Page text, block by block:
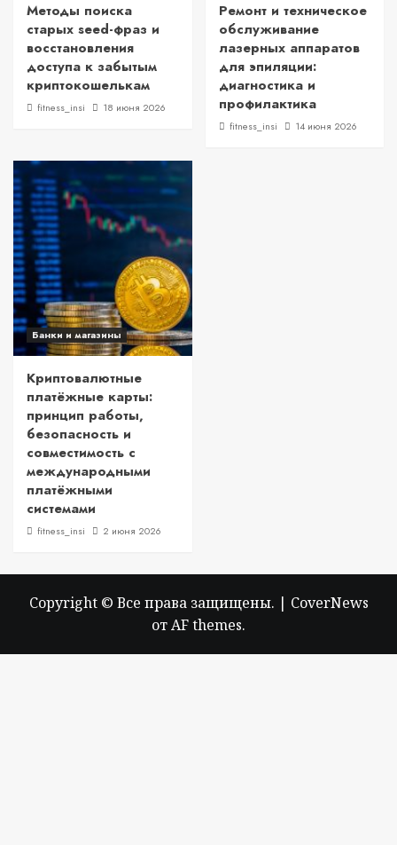
Методы поиска
старых seed-фраз и
восстановления
доступа к забытым
криптокошелькам
fitness_insi 18 июня 2026
Ремонт и техническое
обслуживание
лазерных аппаратов
для эпиляции:
диагностика и
профилактика
fitness_insi 14 июня 2026
Банки и магазины
Криптовалютные
платёжные карты:
принцип работы,
безопасность и
совместимость с
международными
платёжными
системами
fitness_insi 2 июня 2026
Copyright © Все права защищены. | CoverNews
от AF themes.